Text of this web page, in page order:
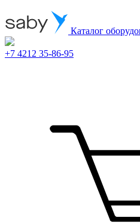
Каталог
+7 4212 35-86-95